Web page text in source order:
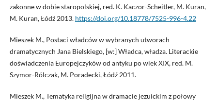
zakonne w dobie staropolskiej, red. K. Kaczor-Scheitler, M. Kuran,
M. Kuran, Łódź 2013. https://doi.org/10.18778/7525-996-4.22
Mieszek M., Postaci władców w wybranych utworach
dramatycznych Jana Bielskiego, [w:] Władca, władza. Literackie
doświadczenia Europejczyków od antyku po wiek XIX, red. M.
Szymor-Rólczak, M. Poradecki, Łódź 2011.
Mieszek M., Tematyka religijna w dramacie jezuickim z połowy